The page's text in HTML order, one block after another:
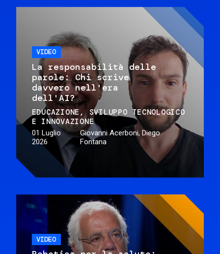
VIDEO
La responsabilità delle
parole: Chi scrive
davvero nell'era
dell'AI?
EDUCAZIONE
SVILUPPO TECNOLOGICO
E INNOVAZIONE
01 Luglio
2026
Giovanni Acerboni, Diego
Fontana
VIDEO